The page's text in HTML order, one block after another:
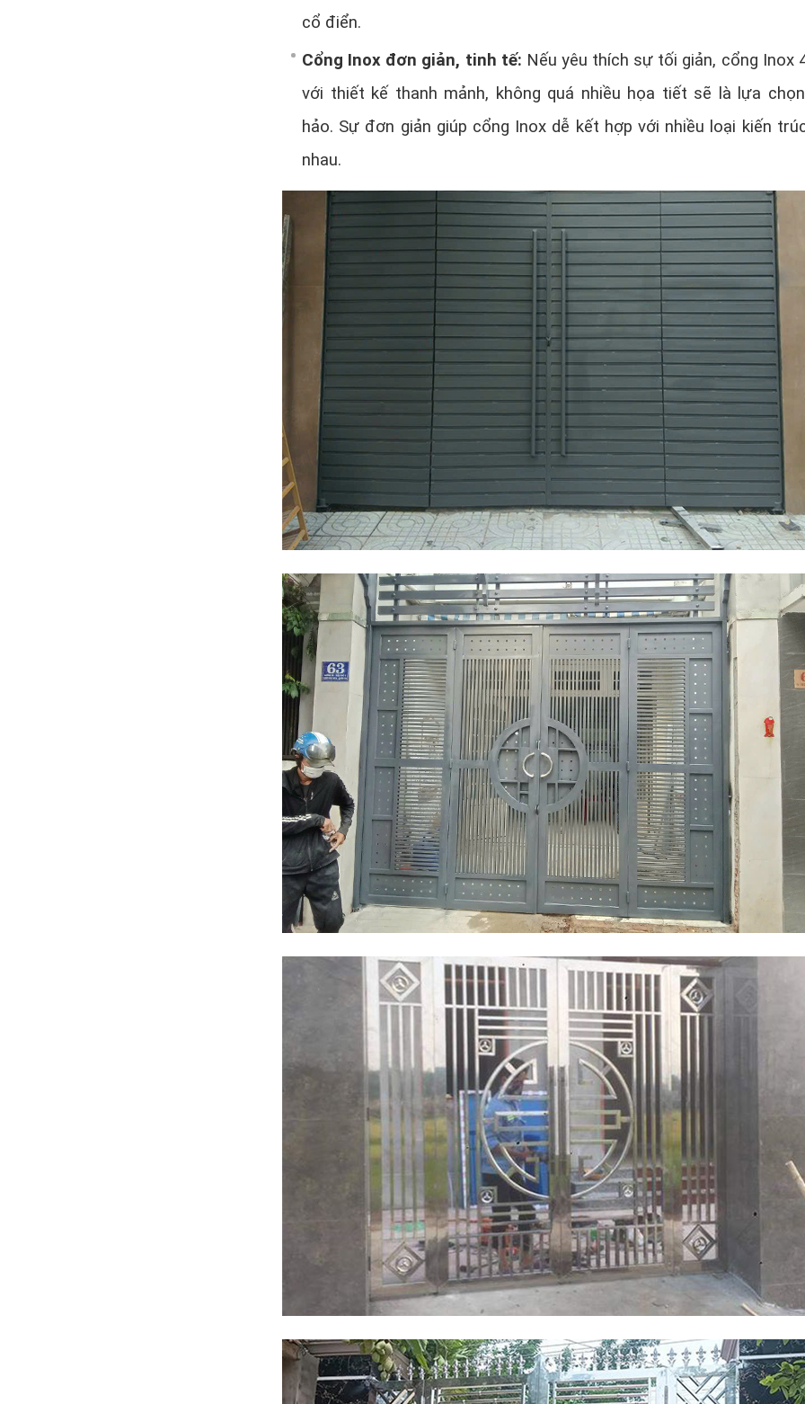
cổ điển.
Cổng Inox đơn giản, tinh tế: Nếu yêu thích sự tối giản, cổng Inox
với thiết kế thanh mảnh, không quá nhiều họa tiết sẽ là lựa
hảo. Sự đơn giản giúp cổng Inox dễ kết hợp với nhiều loại kiến
nhau.